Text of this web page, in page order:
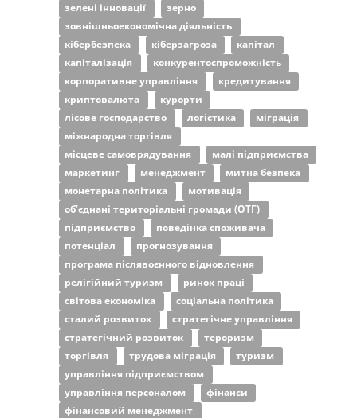
зелені інновації
зерно
зовнішньоекономічна діяльність
кібербезпека
кіберзагроза
капітал
капіталізація
конкурентоспроможність
корпоративне управління
кредитування
криптовалюта
курорти
лісове господарство
логістика
міграція
міжнародна торгівля
місцеве самоврядування
малі підприємства
маркетинг
менеджмент
митна безпека
монетарна політика
мотивація
об’єднані територіальні громади (ОТГ)
підприємство
поведінка споживача
потенціал
прогнозування
програма післявоєнного відновлення
релігійний туризм
ринок праці
світова економіка
соціальна політика
сталий розвиток
стратегічне управління
стратегічний розвиток
тероризм
торгівля
трудова міграція
туризм
управління підприємством
управління персоналом
фінанси
фінансовий менеджмент